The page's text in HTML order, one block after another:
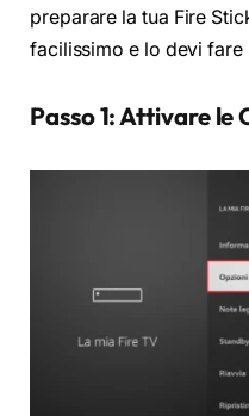
preparare la tua Fire
facilissimo e lo devi fare
Passo 1: Attivare